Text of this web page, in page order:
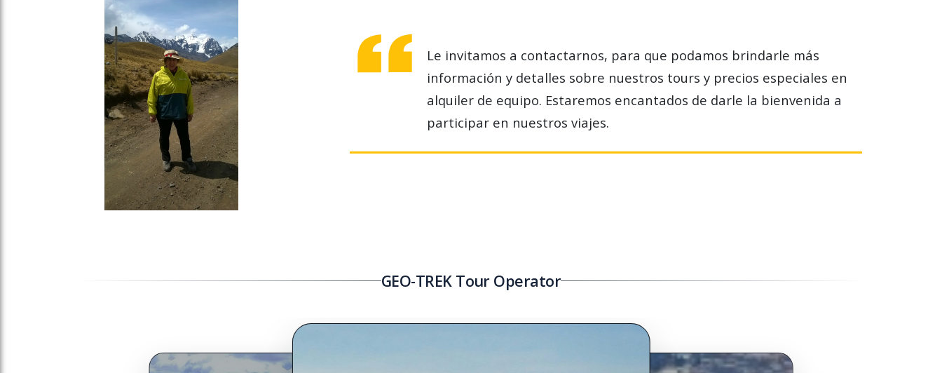
Le invitamos a contactarnos, para que podamos brindarle más
información y detalles sobre nuestros tours y precios especiales en
alquiler de equipo. Estaremos encantados de darle la bienvenida a
participar en nuestros viajes.
GEO-TREK Tour Operator